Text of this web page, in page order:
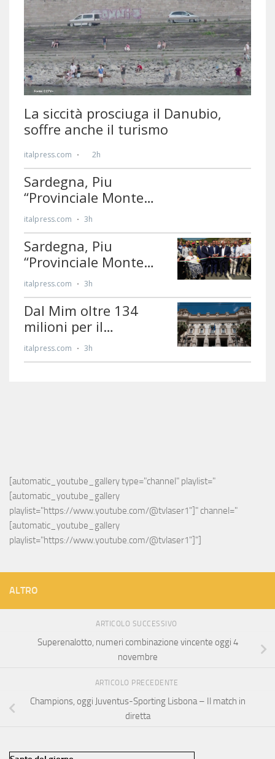
[automatic_youtube_gallery type="channel" playlist="
[automatic_youtube_gallery
playlist="https://www.youtube.com/@tvlaser1"]" channel="
[automatic_youtube_gallery
playlist="https://www.youtube.com/@tvlaser1"]"]
ALTRO
ARTICOLO SUCCESSIVO
Superenalotto, numeri combinazione vincente oggi 4
novembre
ARTICOLO PRECEDENTE
Champions, oggi Juventus-Sporting Lisbona – Il match in
diretta